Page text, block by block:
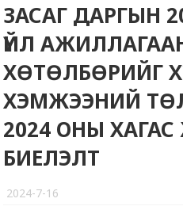
ЗАСАГ ДАРГЫН
ҮЙЛ
ХӨТӨЛБӨРИЙГ
ХЭМЖЭЭНИЙ
2024 ОНЫ
БИЕЛЭЛТ
2024-7-16